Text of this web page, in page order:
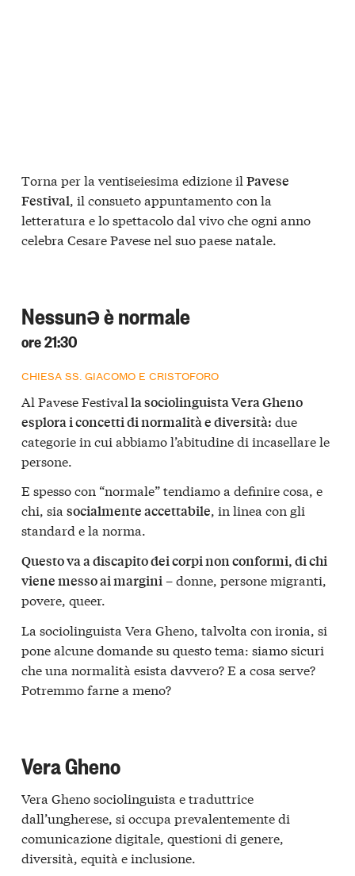
Torna per la ventiseiesima edizione il Pavese
Festival, il consueto appuntamento con la
letteratura e lo spettacolo dal vivo che ogni anno
celebra Cesare Pavese nel suo paese natale.
Nessunə è normale
ore 21:30
CHIESA SS. GIACOMO E CRISTOFORO
Al Pavese Festivalla sociolinguista Vera Gheno
esplora i concetti di normalità e diversità: due
categorie in cui abbiamo l’abitudine di incasellare le
persone.
E spesso con “normale” tendiamo a definire cosa, e
chi, sia socialmente accettabile, in linea con gli
standard e la norma.
Questo va a discapito dei corpi non conformi, di chi
viene messo ai margini– donne, persone migranti,
povere, queer.
La sociolinguista Vera Gheno, talvolta con ironia, si
pone alcune domande su questo tema: siamo sicuri
che una normalità esista davvero? E a cosa serve?
Potremmo farne a meno?
Vera Gheno
Vera Gheno sociolinguista e traduttrice
dall’ungherese, si occupa prevalentemente di
comunicazione digitale, questioni di genere,
diversità, equità e inclusione.